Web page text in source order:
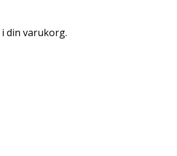
din varukorg.